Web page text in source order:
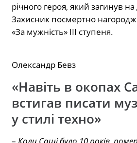
річного героя, який загинув
Захисник посмертно
«За мужність» III ступеня.
Олександр Бевз
«Навіть в окопах
встигав писати
у стилі техно»
– Коли Саші було 10 років,